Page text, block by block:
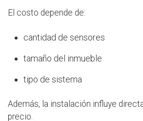
El costo depende de:
cantidad de sensores
tamaño del inmueble
tipo de sistema
Además, la instalación influye
precio.